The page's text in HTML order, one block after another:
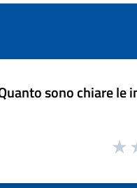
sono chiare le